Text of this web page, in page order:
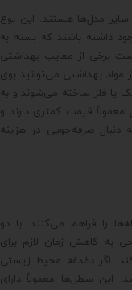
سایر مدل‌ها هستند. این نوع
داشته باشند که بسته به
برخی از معایب بهداشتی
مواد بهداشتی می‌توانید بوی
یا فلز ساخته می‌شوند و به
قیمت کمتری دارند و
دنبال صرفه‌جویی در هزینه
را فراهم می‌کنند. با دو
به کاهش زمان لازم برای
اگر دغدغه محیط زیستی
این سطل‌ها معمولاً دارای